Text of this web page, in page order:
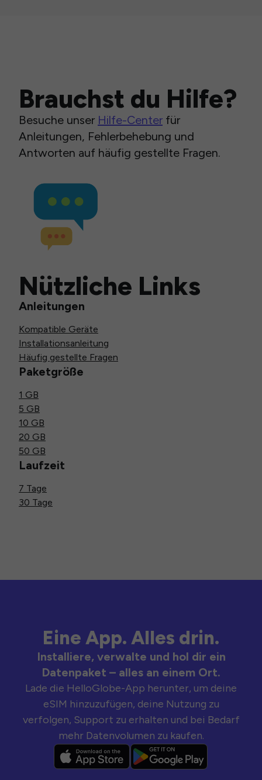
Brauchst du Hilfe?
Besuche unser Hilfe-Center für
Anleitungen, Fehlerbehebung und
Antworten auf häufig gestellte Fragen.
Nützliche Links
Anleitungen
Kompatible Geräte
Installationsanleitung
Häufig gestellte Fragen
Paketgröße
1 GB
5 GB
10 GB
20 GB
50 GB
Laufzeit
7 Tage
30 Tage
Eine App. Alles drin.
Installiere, verwalte und hol dir ein
Datenpaket – alles an einem Ort.
Lade die HelloGlobe-App herunter, um deine
eSIM hinzuzufügen, deine Nutzung zu
verfolgen, Support zu erhalten und bei Bedarf
mehr Datenvolumen zu kaufen.